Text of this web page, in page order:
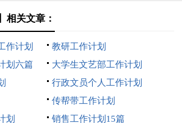
相关文章：
作计划
教研工作计划
划六篇
大学生文艺部工作计划
行政文员个人工作计划
传帮带工作计划
划
销售工作计划15篇